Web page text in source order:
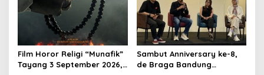
Eksklusif
Film Horor Religi “Munafik”
Tayang 3 September 2026,
Sambut Anniversary ke-8,
de Braga Bandung